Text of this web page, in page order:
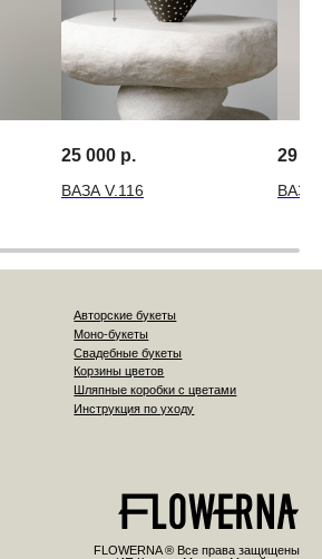
25 000 р.
ВАЗА V.116
29
ВАЗА